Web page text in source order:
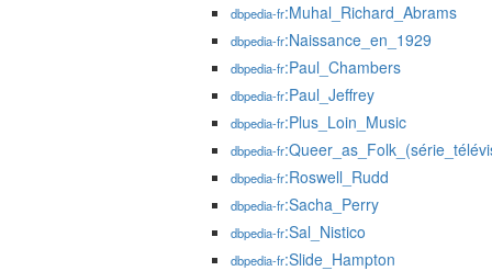
dbpedia-fr:Muhal_Richard_Abrams
dbpedia-fr:Naissance_en_1929
dbpedia-fr:Paul_Chambers
dbpedia-fr:Paul_Jeffrey
dbpedia-fr:Plus_Loin_Music
dbpedia-fr
dbpedia-fr:Roswell_Rudd
dbpedia-fr:Sacha_Perry
dbpedia-fr:Sal_Nistico
dbpedia-fr:Slide_Hampton